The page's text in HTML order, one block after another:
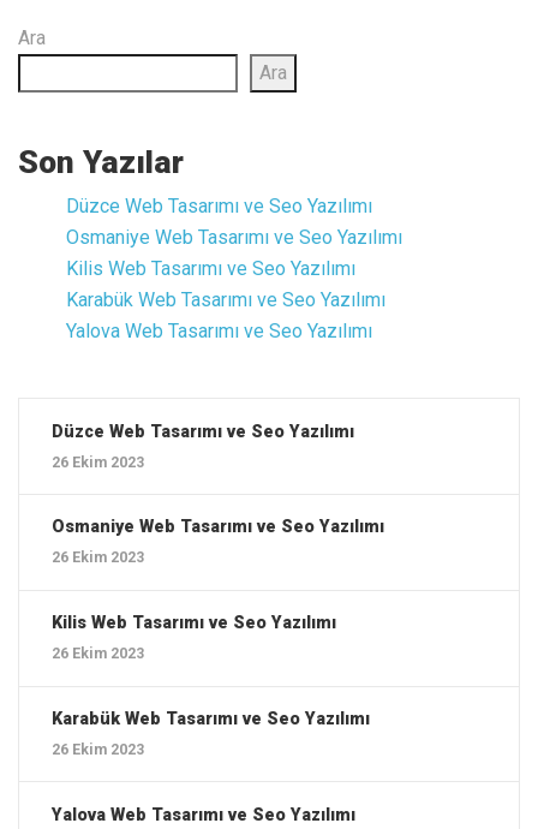
Ara
Ara
Son Yazılar
Düzce ‎Web Tasarımı ve Seo Yazılımı
Osmaniye ‎Web Tasarımı ve Seo Yazılımı
Kilis ‎Web Tasarımı ve Seo Yazılımı
Karabük ‎Web Tasarımı ve Seo Yazılımı
Yalova ‎Web Tasarımı ve Seo Yazılımı
Düzce ‎Web Tasarımı ve Seo Yazılımı
26 Ekim 2023
Osmaniye ‎Web Tasarımı ve Seo Yazılımı
26 Ekim 2023
Kilis ‎Web Tasarımı ve Seo Yazılımı
26 Ekim 2023
Karabük ‎Web Tasarımı ve Seo Yazılımı
26 Ekim 2023
Yalova ‎Web Tasarımı ve Seo Yazılımı